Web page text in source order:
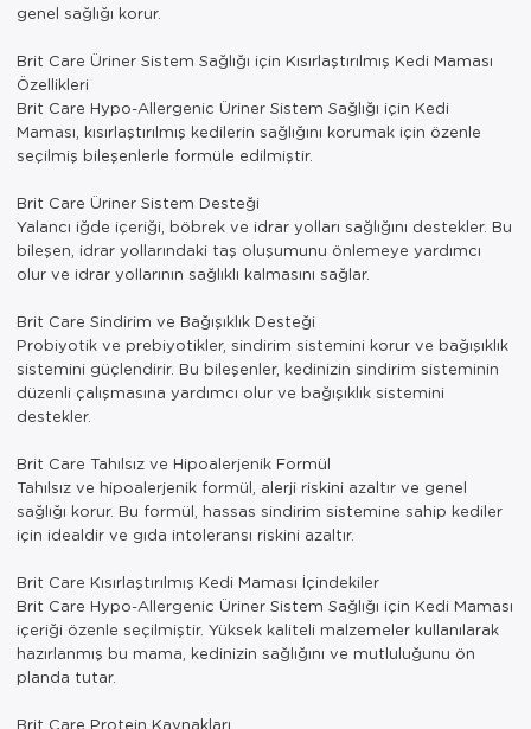
genel sağlığı korur.
Brit Care Üriner Sistem Sağlığı için Kısırlaştırılmış Kedi Maması
Özellikleri
Brit Care Hypo-Allergenic Üriner Sistem Sağlığı için Kedi
Maması, kısırlaştırılmış kedilerin sağlığını korumak için özenle
seçilmiş bileşenlerle formüle edilmiştir.
Brit Care Üriner Sistem Desteği
Yalancı iğde içeriği, böbrek ve idrar yolları sağlığını destekler. Bu
bileşen, idrar yollarındaki taş oluşumunu önlemeye yardımcı
olur ve idrar yollarının sağlıklı kalmasını sağlar.
Brit Care Sindirim ve Bağışıklık Desteği
Probiyotik ve prebiyotikler, sindirim sistemini korur ve bağışıklık
sistemini güçlendirir. Bu bileşenler, kedinizin sindirim sisteminin
düzenli çalışmasına yardımcı olur ve bağışıklık sistemini
destekler.
Brit Care Tahılsız ve Hipoalerjenik Formül
Tahılsız ve hipoalerjenik formül, alerji riskini azaltır ve genel
sağlığı korur. Bu formül, hassas sindirim sistemine sahip kediler
için idealdir ve gıda intoleransı riskini azaltır.
Brit Care Kısırlaştırılmış Kedi Maması İçindekiler
Brit Care Hypo-Allergenic Üriner Sistem Sağlığı için Kedi Maması
içeriği özenle seçilmiştir. Yüksek kaliteli malzemeler kullanılarak
hazırlanmış bu mama, kedinizin sağlığını ve mutluluğunu ön
planda tutar.
Brit Care Protein Kaynakları